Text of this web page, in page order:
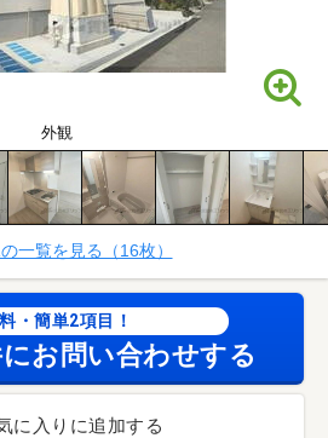
外観
一覧を見る（16枚）
・簡単2項目！
お問い合わせする
に入りに追加する